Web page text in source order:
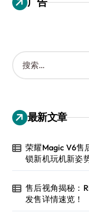
搜
索
：
最新文章
荣耀Magic V6售
锁新机玩机新姿
售后视角揭秘：
发售详情速览！